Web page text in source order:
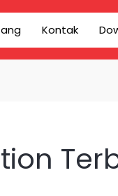
Kontak